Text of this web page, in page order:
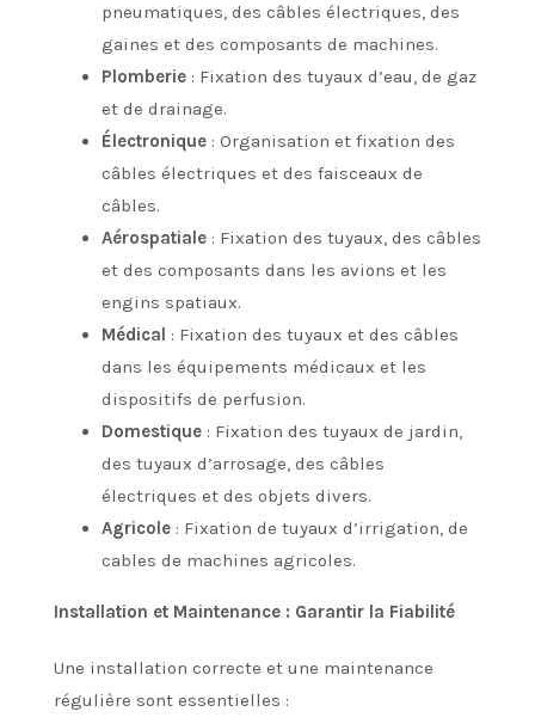
pneumatiques, des câbles électriques, des
gaines et des composants de machines.
Plomberie : Fixation des tuyaux d’eau, de gaz
et de drainage.
Électronique : Organisation et fixation des
câbles électriques et des faisceaux de
câbles.
Aérospatiale : Fixation des tuyaux, des câbles
et des composants dans les avions et les
engins spatiaux.
Médical : Fixation des tuyaux et des câbles
dans les équipements médicaux et les
dispositifs de perfusion.
Domestique : Fixation des tuyaux de jardin,
des tuyaux d’arrosage, des câbles
électriques et des objets divers.
Agricole : Fixation de tuyaux d’irrigation, de
cables de machines agricoles.
Installation et Maintenance : Garantir la Fiabilité
Une installation correcte et une maintenance
régulière sont essentielles :